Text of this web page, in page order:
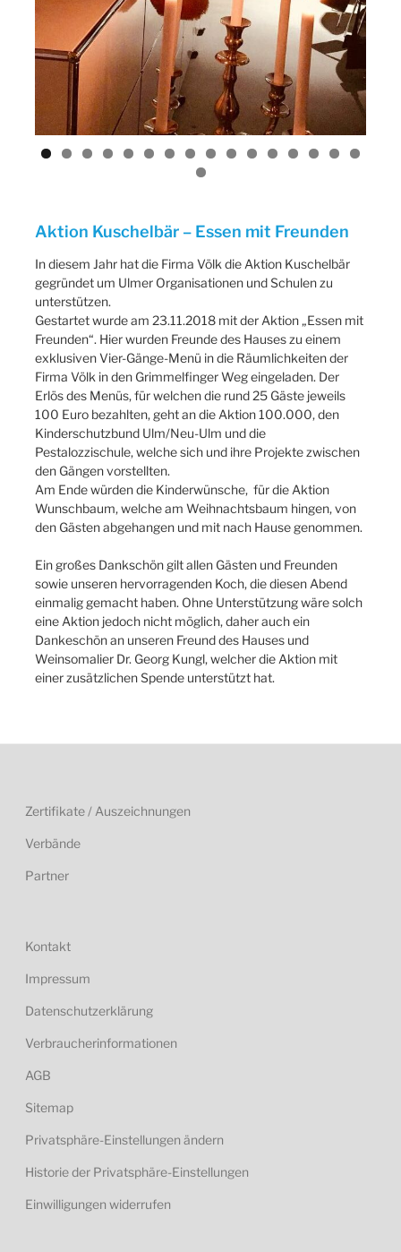
ous
Aktion Kuschelbär – Essen mit Freunden
In diesem Jahr hat die Firma Völk die Aktion Kuschelbär
gegründet um Ulmer Organisationen und Schulen zu
unterstützen.
Gestartet wurde am 23.11.2018 mit der Aktion „Essen mit
Freunden“. Hier wurden Freunde des Hauses zu einem
exklusiven Vier-Gänge-Menü in die Räumlichkeiten der
Firma Völk in den Grimmelfinger Weg eingeladen. Der
Erlös des Menüs, für welchen die rund 25 Gäste jeweils
100 Euro bezahlten, geht an die Aktion 100.000, den
Kinderschutzbund Ulm/Neu-Ulm und die
Pestalozzischule, welche sich und ihre Projekte zwischen
den Gängen vorstellten.
Am Ende würden die Kinderwünsche, für die Aktion
Wunschbaum, welche am Weihnachtsbaum hingen, von
den Gästen abgehangen und mit nach Hause genommen.
Ein großes Dankschön gilt allen Gästen und Freunden
sowie unseren hervorragenden Koch, die diesen Abend
einmalig gemacht haben. Ohne Unterstützung wäre solch
eine Aktion jedoch nicht möglich, daher auch ein
Dankeschön an unseren Freund des Hauses und
Weinsomalier Dr. Georg Kungl, welcher die Aktion mit
einer zusätzlichen Spende unterstützt hat.
Zertifikate / Auszeichnungen
Verbände
Partner
Kontakt
Impressum
Datenschutzerklärung
Verbraucherinformationen
AGB
Sitemap
Privatsphäre-Einstellungen ändern
Historie der Privatsphäre-Einstellungen
Einwilligungen widerrufen